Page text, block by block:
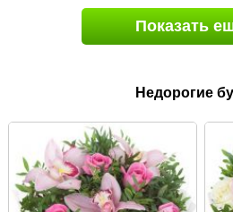
Показать
Недорогие